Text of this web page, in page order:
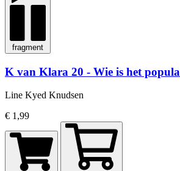
fragment
K van Klara 20 - Wie is het
Line Kyed Knudsen
€ 1,99